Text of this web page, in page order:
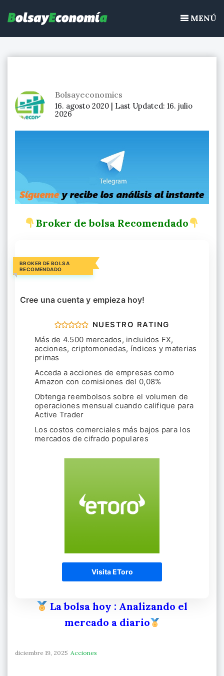
continuo, acciones de bolsa
contenidoMENÚ
Bolsayeconomics
16. agosto 2020 | Last Updated: 16. julio
2026
Broker de bolsa Recomendado
BROKER DE BOLSA
RECOMENDADO
Cree una cuenta y empieza hoy!
NUESTRO RATING
Más de 4.500 mercados, incluidos FX,
acciones, criptomonedas, índices y materias
primas
Acceda a acciones de empresas como
Amazon con comisiones del 0,08%
Obtenga reembolsos sobre el volumen de
operaciones mensual cuando califique para
Active Trader
Los costos comerciales más bajos para los
mercados de cifrado populares
Visita EToro
La bolsa hoy : Analizando el
mercado a diario
diciembre 19, 2025 Acciones